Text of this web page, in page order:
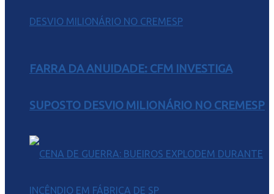
FARRA DA ANUIDADE: CFM INVESTIGA
SUPOSTO DESVIO MILIONÁRIO NO CREMESP